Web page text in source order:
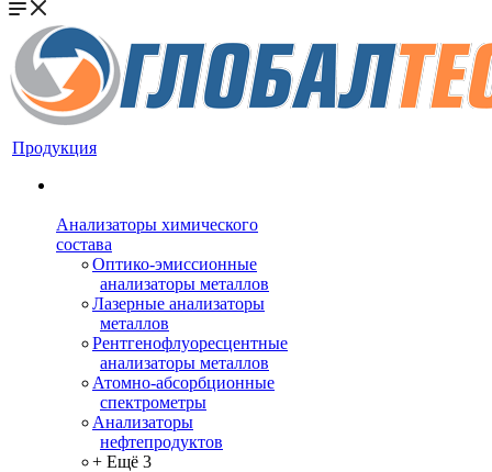
Продукция
Анализаторы химического
состава
Оптико-эмиссионные
анализаторы металлов
Лазерные анализаторы
металлов
Рентгенофлуоресцентные
анализаторы металлов
Атомно-абсорбционные
спектрометры
Анализаторы
нефтепродуктов
+ Ещё 3